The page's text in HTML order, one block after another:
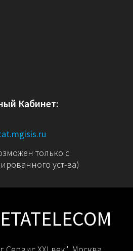
Кабинет:
только с
уст-ва)